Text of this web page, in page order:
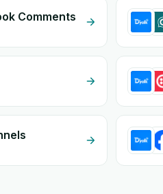
Comments